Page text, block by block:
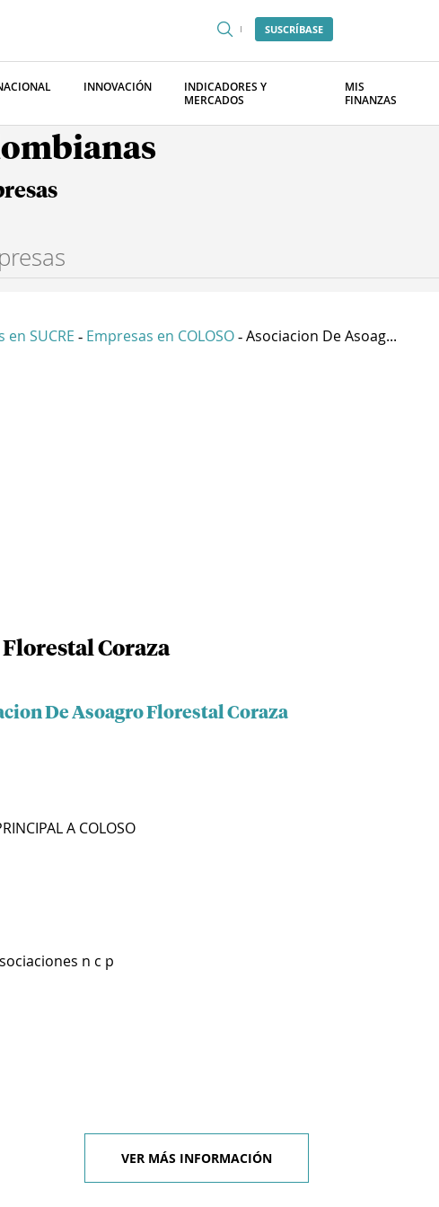
SUSCRÍBASE
INNOVACIÓN
INDICADORES Y
MERCADOS
MIS
FINANZAS
en SUCRE - Empresas en COLOSO - Asociacion De Asoag...
Coraza
De Asoagro Florestal Coraza
A COLOSO
n c p
VER MÁS INFORMACIÓN